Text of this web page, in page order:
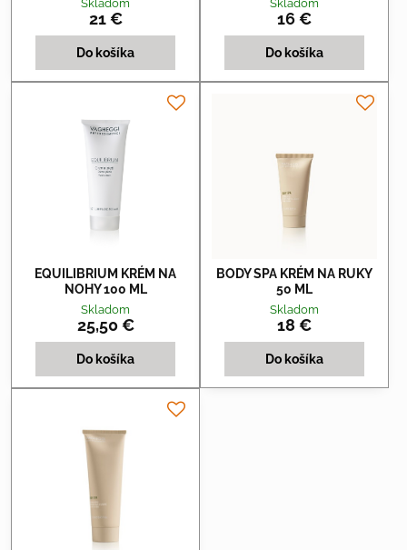
Skladom
21 €
Do košíka
Skladom
16 €
Do košíka
EQUILIBRIUM KRÉM NA
NOHY 100 ML
Skladom
25,50 €
Do košíka
BODY SPA KRÉM NA RUKY
50 ML
Skladom
18 €
Do košíka